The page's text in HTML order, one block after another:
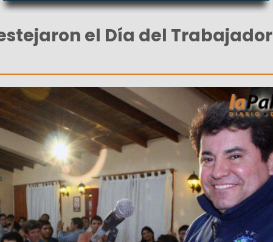
el Día del Trabajador